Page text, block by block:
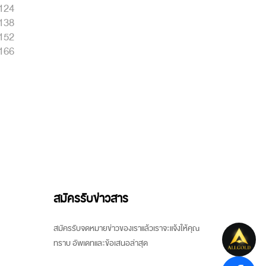
สมัครรับข่าวสาร
สมัครรับจดหมายข่าวของเราแล้วเราจะแจ้งให้คุณ
ทราบ อัพเดทและข้อเสนอล่าสุด